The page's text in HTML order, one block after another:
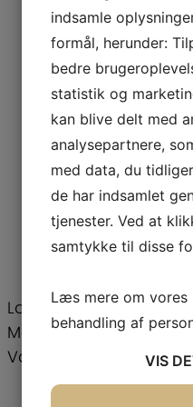
Ingen daglig
Nem & behagelig
Stærk og robust
Solid & kraftig
Kraftfuld
Støjsvag.
Lavenergi model.
Fuldautomatisk
1 Kar a 6 liter.
1 Cylinder af 1,2
Lavenergi 230 Volt –
Mål: Bredde: 22 cm,
Vægt 45 kg.
indsamle
formål, herunder:
bedre
statistik og
kan blive delt med
analysepartnere,
med data, du
de har indsamlet
tjenester. Ved at
samtykke til disse
Læs mere om
behandling af
VIS